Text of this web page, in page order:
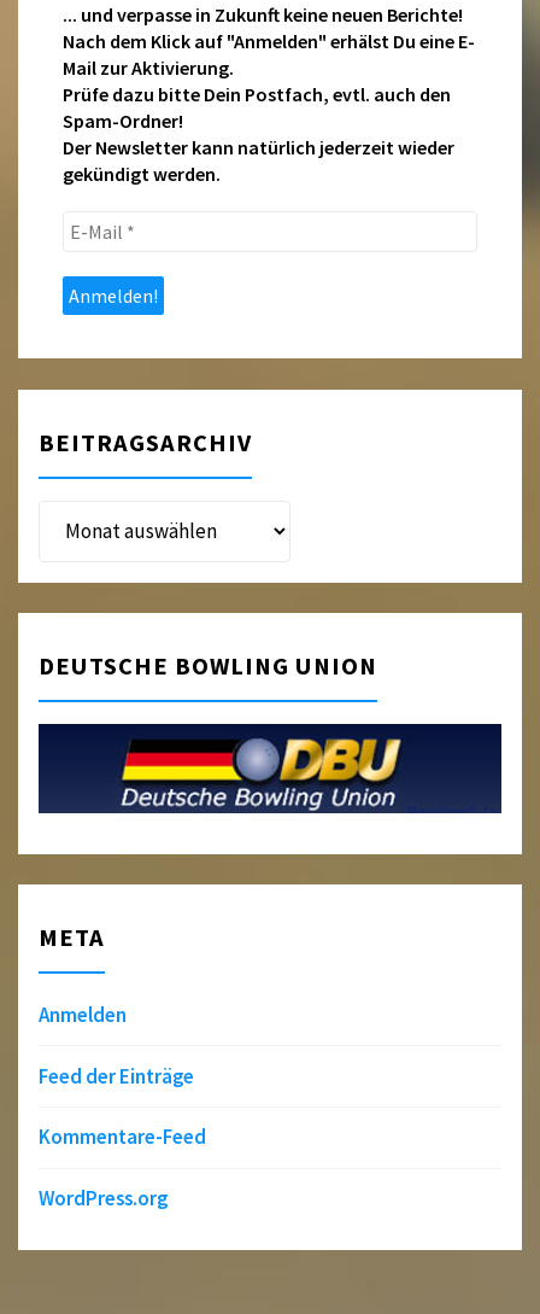
... und verpasse in Zukunft keine neuen Berichte!
Nach dem Klick auf "Anmelden" erhälst Du eine E-
Mail zur Aktivierung.
Prüfe dazu bitte Dein Postfach, evtl. auch den
Spam-Ordner!
Der Newsletter kann natürlich jederzeit wieder
gekündigt werden.
E-
*
BEITRAGSARCHIV
Beitragsarchiv
DEUTSCHE BOWLING UNION
META
Anmelden
Feed der Einträge
Kommentare-Feed
WordPress.org